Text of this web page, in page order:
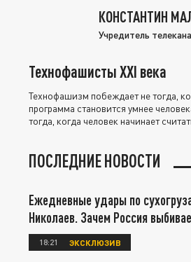
КОНСТАНТИН
Учредитель
Технофашисты XXI века
Технофашизм побеждает не тогда,
программа становится умнее
тогда, когда человек начинает
ПОСЛЕДНИЕ НОВОСТИ
Ежедневные удары по
Николаев. Зачем Россия
18:21 ЭКСКЛЮЗИВ